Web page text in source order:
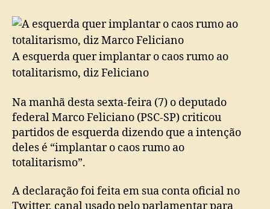
A esquerda quer implantar o caos rumo ao
totalitarismo, diz Feliciano
Na manhã desta sexta-feira (7) o deputado
federal Marco Feliciano (PSC-SP) criticou
partidos de esquerda dizendo que a intenção
deles é “implantar o caos rumo ao
totalitarismo”.
A declaração foi feita em sua conta oficial no